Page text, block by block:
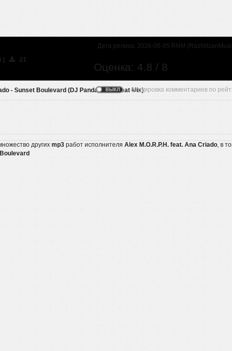
Дата релиза: 2026-06-05 RNM
Оценка: 4.8 / 8
|
21
- Sunset Boulevard (DJ Panda Breakbeat Mix):
других mp3 работ исполнителя Alex M.O.R.P.H. feat. Ana Criado, в